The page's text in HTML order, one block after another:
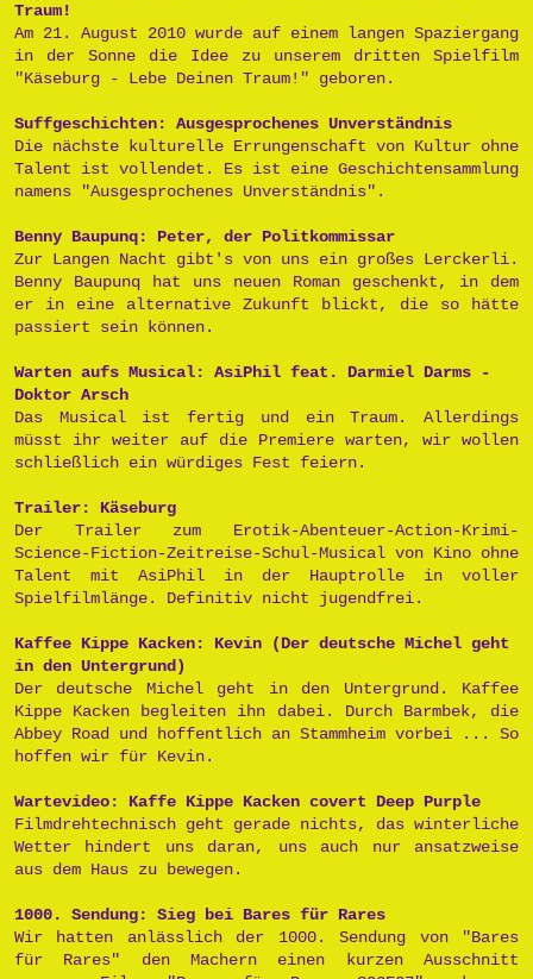
Traum!
Am 21. August 2010 wurde auf einem langen Spaziergang
in der Sonne die Idee zu unserem dritten Spielfilm
"Käseburg - Lebe Deinen Traum!" geboren.
Suffgeschichten: Ausgesprochenes Unverständnis
Die nächste kulturelle Errungenschaft von Kultur ohne
Talent ist vollendet. Es ist eine Geschichtensammlung
namens "Ausgesprochenes Unverständnis".
Benny Baupunq: Peter, der Politkommissar
Zur Langen Nacht gibt's von uns ein großes Lerckerli.
Benny Baupunq hat uns neuen Roman geschenkt, in dem
er in eine alternative Zukunft blickt, die so hätte
passiert sein können.
Warten aufs Musical: AsiPhil feat. Darmiel Darms -
Doktor Arsch
Das Musical ist fertig und ein Traum. Allerdings
müsst ihr weiter auf die Premiere warten, wir wollen
schließlich ein würdiges Fest feiern.
Trailer: Käseburg
Der Trailer zum Erotik-Abenteuer-Action-Krimi-
Science-Fiction-Zeitreise-Schul-Musical von Kino ohne
Talent mit AsiPhil in der Hauptrolle in voller
Spielfilmlänge. Definitiv nicht jugendfrei.
Kaffee Kippe Kacken: Kevin (Der deutsche Michel geht
in den Untergrund)
Der deutsche Michel geht in den Untergrund. Kaffee
Kippe Kacken begleiten ihn dabei. Durch Barmbek, die
Abbey Road und hoffentlich an Stammheim vorbei ... So
hoffen wir für Kevin.
Wartevideo: Kaffe Kippe Kacken covert Deep Purple
Filmdrehtechnisch geht gerade nichts, das winterliche
Wetter hindert uns daran, uns auch nur ansatzweise
aus dem Haus zu bewegen.
1000. Sendung: Sieg bei Bares für Rares
Wir hatten anlässlich der 1000. Sendung von "Bares
für Rares" den Machern einen kurzen Ausschnitt